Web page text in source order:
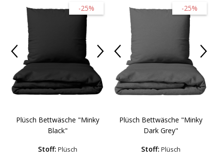
-25%
Plüsch Bettwäsche "Minky
Black"
Stoff: Plüsch
-25%
Plüsch Bettwäsche "Minky
Dark Grey"
Stoff: Plüsch